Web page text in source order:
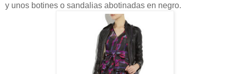
y unos botines o sandalias abotinadas en negro.